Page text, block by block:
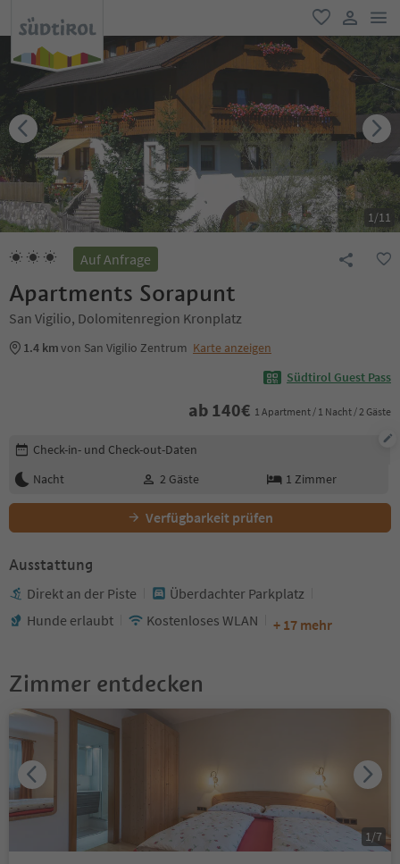
favorit
user link
1/11
Auf Anfrage
Apartments Sorapunt
San Vigilio, Dolomitenregion Kronplatz
1.4 kmvon San Vigilio Zentrum Karte anzeigen
Südtirol Guest Pass
ab 140€ 1 Apartment / 1 Nacht / 2 Gäste
Buchungsdetails bearbeiten
Check-in- und Check-out-Daten
Nacht
2 Gäste 1 Zimmer
Verfügbarkeit prüfen
Ausstattung
Direkt an der Piste
Überdachter Parkplatz
Hunde erlaubt
Kostenloses WLAN + 17 mehr
Zimmer entdecken
1/7